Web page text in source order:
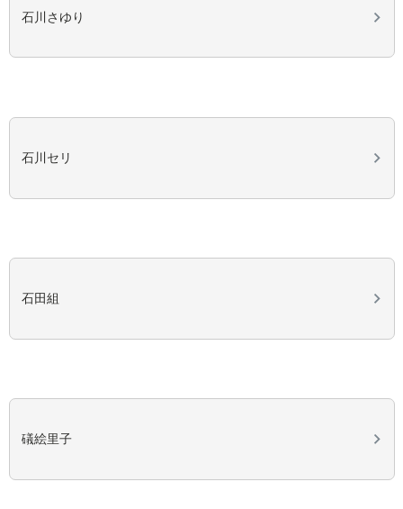
石川さゆり
石川セリ
石田組
礒絵里子